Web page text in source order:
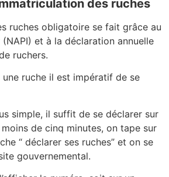
des ruches
ruches obligatoire se fait grâce au
(NAPI) et à la déclaration annuelle
ruchers.
une ruche il est impératif de se
simple, il suffit de se déclarer sur
de cinq minutes, on tape sur
“ déclarer ses ruches” et on se
gouvernemental.